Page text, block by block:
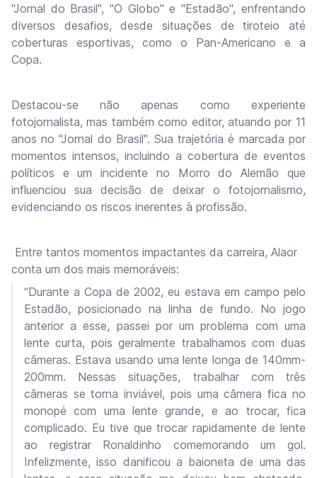
"Jornal do Brasil", "O Globo" e "Estadão", enfrentando
diversos desafios, desde situações de tiroteio até
coberturas esportivas, como o Pan-Americano e a
Copa.
Destacou-se não apenas como experiente
fotojornalista, mas também como editor, atuando por 11
anos no "Jornal do Brasil". Sua trajetória é marcada por
momentos intensos, incluindo a cobertura de eventos
políticos e um incidente no Morro do Alemão que
influenciou sua decisão de deixar o fotojornalismo,
evidenciando os riscos inerentes à profissão.
Entre tantos momentos impactantes da carreira, Alaor
conta um dos mais memoráveis:
“Durante a Copa de 2002, eu estava em campo pelo
Estadão, posicionado na linha de fundo. No jogo
anterior a esse, passei por um problema com uma
lente curta, pois geralmente trabalhamos com duas
câmeras. Estava usando uma lente longa de 140mm-
200mm. Nessas situações, trabalhar com três
câmeras se torna inviável, pois uma câmera fica no
monopé com uma lente grande, e ao trocar, fica
complicado. Eu tive que trocar rapidamente de lente
ao registrar Ronaldinho comemorando um gol.
Infelizmente, isso danificou a baioneta de uma das